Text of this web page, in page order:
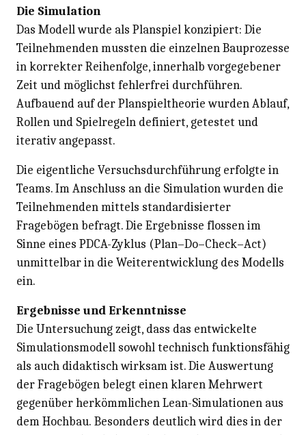
Die Simulation
Das Modell wurde als Planspiel konzipiert: Die
Teilnehmenden mussten die einzelnen Bauprozesse
in korrekter Reihenfolge, innerhalb vorgegebener
Zeit und möglichst fehlerfrei durchführen.
Aufbauend auf der Planspieltheorie wurden Ablauf,
Rollen und Spielregeln definiert, getestet und
iterativ angepasst.
Die eigentliche Versuchsdurchführung erfolgte in
Teams. Im Anschluss an die Simulation wurden die
Teilnehmenden mittels standardisierter
Fragebögen befragt. Die Ergebnisse flossen im
Sinne eines PDCA-Zyklus (Plan–Do–Check–Act)
unmittelbar in die Weiterentwicklung des Modells
ein.
Ergebnisse und Erkenntnisse
Die Untersuchung zeigt, dass das entwickelte
Simulationsmodell sowohl technisch funktionsfähig
als auch didaktisch wirksam ist. Die Auswertung
der Fragebögen belegt einen klaren Mehrwert
gegenüber herkömmlichen Lean-Simulationen aus
dem Hochbau. Besonders deutlich wird dies in der